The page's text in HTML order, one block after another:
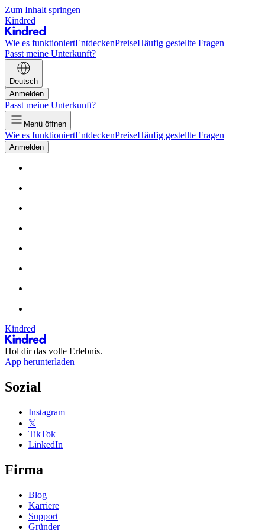
Zum Inhalt springen
Kindred
Wie es funktioniertEntdeckenPreiseHäufig gestellte Fragen
Passt meine Unterkunft?
Deutsch
Anmelden
Passt meine Unterkunft?
Menü öffnen
Wie es funktioniertEntdeckenPreiseHäufig gestellte Fragen
Anmelden
Kindred
Hol dir das volle Erlebnis.
App herunterladen
Sozial
Instagram
𝕏
TikTok
LinkedIn
Firma
Blog
Karriere
Support
Gründer